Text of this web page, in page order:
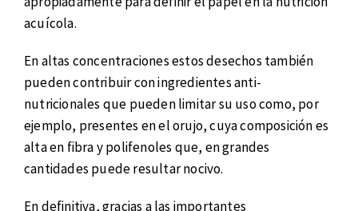
acuícola.
En altas concentraciones estos desechos también
pueden contribuir con ingredientes anti-
nutricionales que pueden limitar su uso como, por
ejemplo, presentes en el orujo, cuya composición es
alta en fibra y polifenoles que, en grandes
cantidades puede resultar nocivo.
En definitiva, gracias a las importantes